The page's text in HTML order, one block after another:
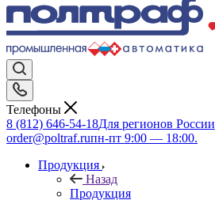
Телефоны
8 (812) 646-54-18Для регионов России
order@poltraf.ruпн-пт 9:00 — 18:00.
Продукция
Назад
Продукция